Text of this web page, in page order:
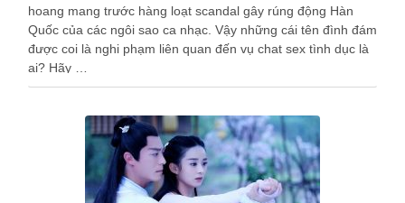
hoang mang trước hàng loạt scandal gây rúng động Hàn
Quốc của các ngôi sao ca nhạc. Vậy những cái tên đình đám
được coi là nghi phạm liên quan đến vụ chat sex tình dục là
ai? Hãy …